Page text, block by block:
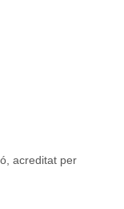
acreditat per